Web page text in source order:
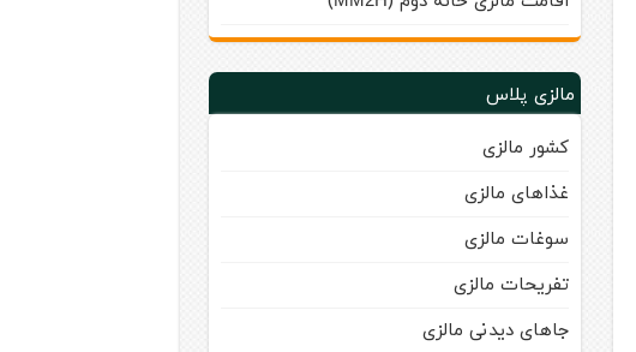
مالزی پلاس
کشور مالزی
غذاهای مالزی
سوغات مالزی
تفریحات مالزی
جاهای دیدنی مالزی